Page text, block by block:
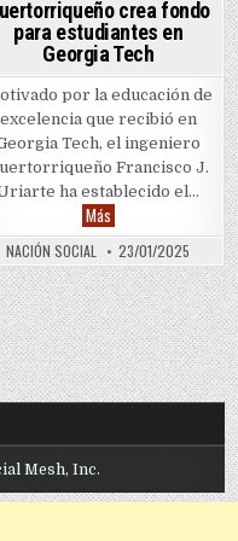
unen fuerzas para impulsar
crea fondo
para estudiantes en
Georgia Tech
por la educación de
excelencia que recibió en
Tech, el ingeniero
Francisco J.
ha establecido el…
MásPuertorriqueño crea
NACIÓN SOCIAL 23/01/2025
Mesh, Inc.